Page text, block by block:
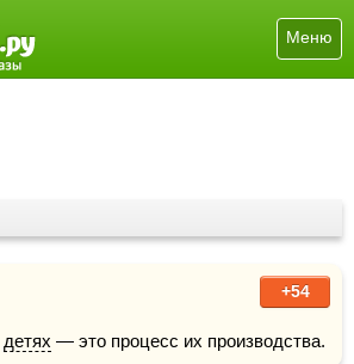
Меню
+54
детях — это процесс их производства.